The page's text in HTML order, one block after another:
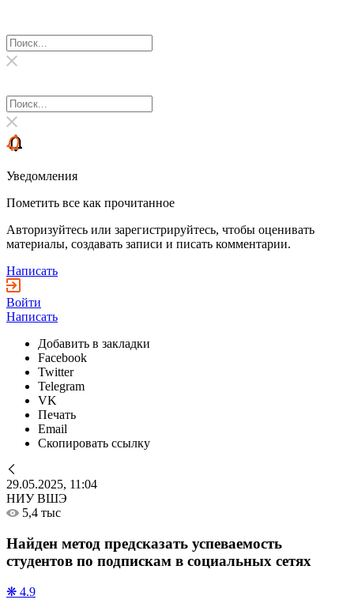
Уведомления
Пометить все как прочитанное
Авторизуйтесь или зарегистрируйтесь, чтобы оценивать
материалы, создавать записи и писать комментарии.
Написать
Войти
Написать
Добавить в закладки
Facebook
Twitter
Telegram
VK
Печать
Email
Скопировать ссылку
29.05.2025, 11:04
НИУ ВШЭ
5,4 тыс
Найден метод предсказать успеваемость
студентов по подпискам в социальных сетях
❋ 4.9